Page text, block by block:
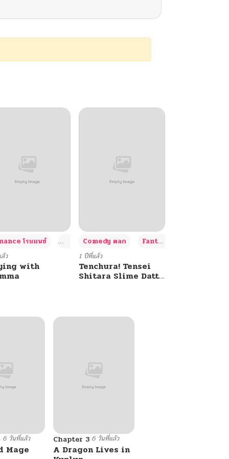
+4
โรแมนซ์ Adult ผู้ใหญ่ +4
ว
with
Comedy ตลก Fantasy แฟนตาซี
1 ปีที่แล้ว
Tenchura! Tensei
Shitara Slime Datta
6 วันที่แล้ว
Mage
Chapter 3 6 วันที่แล้ว
A Dragon Lives in